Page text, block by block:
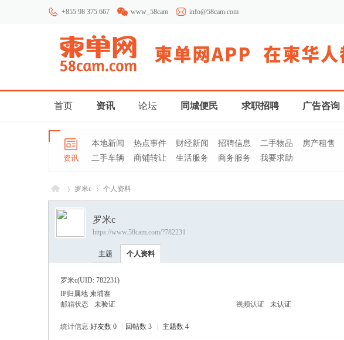
+855 98 375 667 www_58cam info@58cam.com
首页 资讯 论坛 同城便民 求职招聘 广告咨询
资讯
本地新闻 热点事件 财经新闻 招聘信息 二手物品
房产租售
二手车辆
商铺转让 生活服务 商务服务 我要求助
柬埔›
罗米c 个人资料
罗米c
https://www.58cam.com/?782231
主题 个人资料
罗米c(UID: 782231)
IP归属地 柬埔寨
邮箱状态
未验证 视频认证 未认证
统计信息 好友数 0 回帖数 3 主题数 4